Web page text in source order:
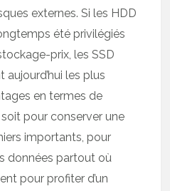
externes. Si les HDD
été privilégiés
prix, les SSD
les plus
en termes de
pour conserver une
importants, pour
données partout où
pour profiter d’un